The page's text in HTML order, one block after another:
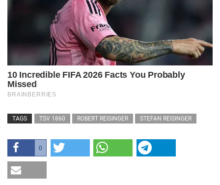
TAGS TSV 1860 ROBERT REISINGER STEFAN REISINGER
0